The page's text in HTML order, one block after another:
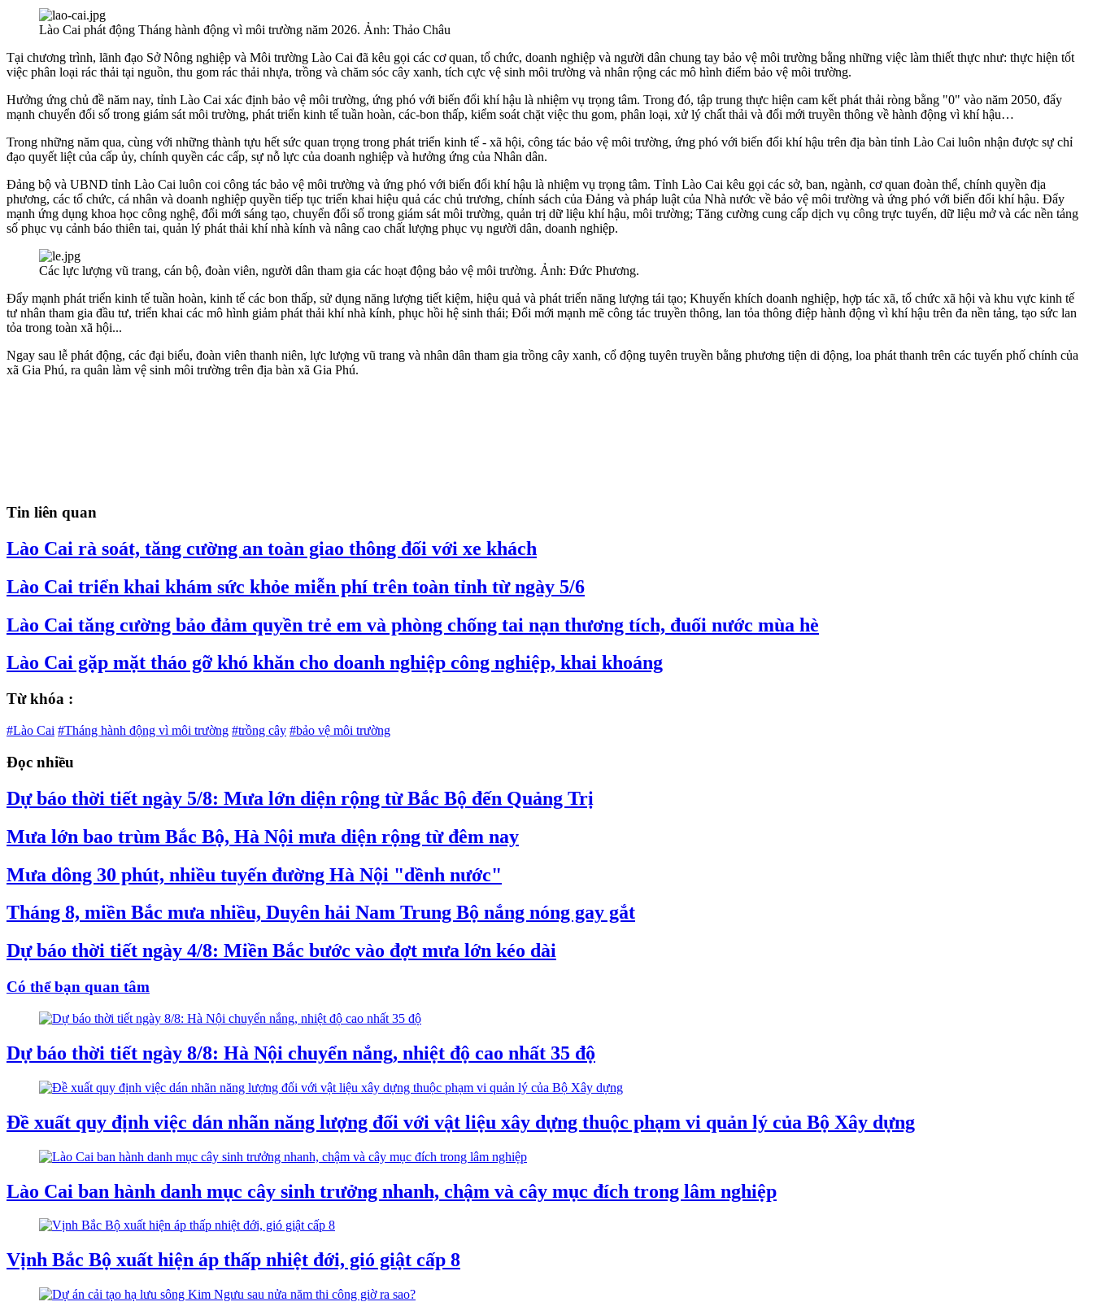
Lào Cai phát động Tháng hành động vì môi trường năm 2026. Ảnh: Thảo Châu
Tại chương trình, lãnh đạo Sở Nông nghiệp và Môi trường Lào Cai đã kêu gọi các cơ quan, tổ chức, doanh nghiệp và người dân chung tay bảo vệ môi trường bằng những việc làm thiết thực như: thực hiện tốt
việc phân loại rác thải tại nguồn, thu gom rác thải nhựa, trồng và chăm sóc cây xanh, tích cực vệ sinh môi trường và nhân rộng các mô hình điểm bảo vệ môi trường.
Hưởng ứng chủ đề năm nay, tỉnh Lào Cai xác định bảo vệ môi trường, ứng phó với biến đổi khí hậu là nhiệm vụ trọng tâm. Trong đó, tập trung thực hiện cam kết phát thải ròng bằng "0" vào năm 2050, đẩy
mạnh chuyển đổi số trong giám sát môi trường, phát triển kinh tế tuần hoàn, các-bon thấp, kiểm soát chặt việc thu gom, phân loại, xử lý chất thải và đổi mới truyền thông về hành động vì khí hậu…
Trong những năm qua, cùng với những thành tựu hết sức quan trọng trong phát triển kinh tế - xã hội, công tác bảo vệ môi trường, ứng phó với biến đổi khí hậu trên địa bàn tỉnh Lào Cai luôn nhận được sự chỉ
đạo quyết liệt của cấp ủy, chính quyền các cấp, sự nỗ lực của doanh nghiệp và hưởng ứng của Nhân dân.
Đảng bộ và UBND tỉnh Lào Cai luôn coi công tác bảo vệ môi trường và ứng phó với biến đổi khí hậu là nhiệm vụ trọng tâm. Tỉnh Lào Cai kêu gọi các sở, ban, ngành, cơ quan đoàn thể, chính quyền địa
phương, các tổ chức, cá nhân và doanh nghiệp quyền tiếp tục triển khai hiệu quả các chủ trương, chính sách của Đảng và pháp luật của Nhà nước về bảo vệ môi trường và ứng phó với biến đổi khí hậu. Đẩy
mạnh ứng dụng khoa học công nghệ, đổi mới sáng tạo, chuyển đổi số trong giám sát môi trường, quản trị dữ liệu khí hậu, môi trường; Tăng cường cung cấp dịch vụ công trực tuyến, dữ liệu mở và các nền tảng
số phục vụ cảnh báo thiên tai, quản lý phát thải khí nhà kính và nâng cao chất lượng phục vụ người dân, doanh nghiệp.
Các lực lượng vũ trang, cán bộ, đoàn viên, người dân tham gia các hoạt động bảo vệ môi trường. Ảnh: Đức Phương.
Đẩy mạnh phát triển kinh tế tuần hoàn, kinh tế các bon thấp, sử dụng năng lượng tiết kiệm, hiệu quả và phát triển năng lượng tái tạo; Khuyến khích doanh nghiệp, hợp tác xã, tổ chức xã hội và khu vực kinh tế
tư nhân tham gia đầu tư, triển khai các mô hình giảm phát thải khí nhà kính, phục hồi hệ sinh thái; Đổi mới mạnh mẽ công tác truyền thông, lan tỏa thông điệp hành động vì khí hậu trên đa nền tảng, tạo sức lan
tỏa trong toàn xã hội...
Ngay sau lễ phát động, các đại biểu, đoàn viên thanh niên, lực lượng vũ trang và nhân dân tham gia trồng cây xanh, cổ động tuyên truyền bằng phương tiện di động, loa phát thanh trên các tuyến phố chính của
xã Gia Phú, ra quân làm vệ sinh môi trường trên địa bàn xã Gia Phú.
Tin liên quan
Lào Cai rà soát, tăng cường an toàn giao thông đối với xe khách
Lào Cai triển khai khám sức khỏe miễn phí trên toàn tỉnh từ ngày 5/6
Lào Cai tăng cường bảo đảm quyền trẻ em và phòng chống tai nạn thương tích, đuối nước mùa hè
Lào Cai gặp mặt tháo gỡ khó khăn cho doanh nghiệp công nghiệp, khai khoáng
Từ khóa :
#Lào Cai #Tháng hành động vì môi trường #trồng cây #bảo vệ môi trường
Đọc nhiều
Dự báo thời tiết ngày 5/8: Mưa lớn diện rộng từ Bắc Bộ đến Quảng Trị
Mưa lớn bao trùm Bắc Bộ, Hà Nội mưa diện rộng từ đêm nay
Mưa dông 30 phút, nhiều tuyến đường Hà Nội "dềnh nước"
Tháng 8, miền Bắc mưa nhiều, Duyên hải Nam Trung Bộ nắng nóng gay gắt
Dự báo thời tiết ngày 4/8: Miền Bắc bước vào đợt mưa lớn kéo dài
Có thể bạn quan tâm
Dự báo thời tiết ngày 8/8: Hà Nội chuyển nắng, nhiệt độ cao nhất 35 độ
Đề xuất quy định việc dán nhãn năng lượng đối với vật liệu xây dựng thuộc phạm vi quản lý của Bộ Xây dựng
Lào Cai ban hành danh mục cây sinh trưởng nhanh, chậm và cây mục đích trong lâm nghiệp
Vịnh Bắc Bộ xuất hiện áp thấp nhiệt đới, gió giật cấp 8